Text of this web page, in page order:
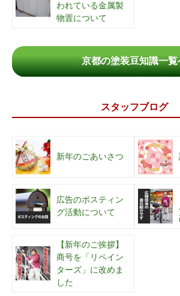
われている金属製
物置について
京都の塗装豆知識一覧
スタッフブログ
新年のごあいさつ
広告のポスティン
グ活動について
【新年のご挨拶】
商号を「リペイン
ターズ」に改めま
した